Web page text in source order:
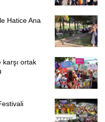
Hatice Ana
karşı ortak